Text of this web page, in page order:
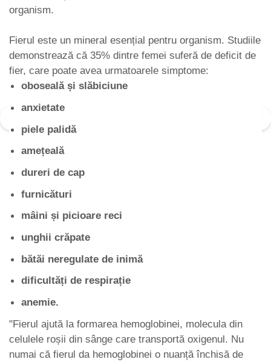
organism.
Fierul este un mineral esențial pentru organism. Studiile
demonstrează că 35% dintre femei suferă de deficit de
fier, care poate avea urmatoarele simptome:
oboseală și slăbiciune
anxietate
piele palidă
amețeală
dureri de cap
furnicături
mâini și picioare reci
unghii crăpate
bătăi neregulate de inimă
dificultăți de respirație
anemie.
"Fierul ajută la formarea hemoglobinei, molecula din
celulele roșii din sânge care transportă oxigenul. Nu
numai că fierul da hemoglobinei o nuanță închisă de